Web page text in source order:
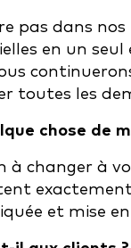
pas dans
en un
toutes les
chose de
à changer à
et mise